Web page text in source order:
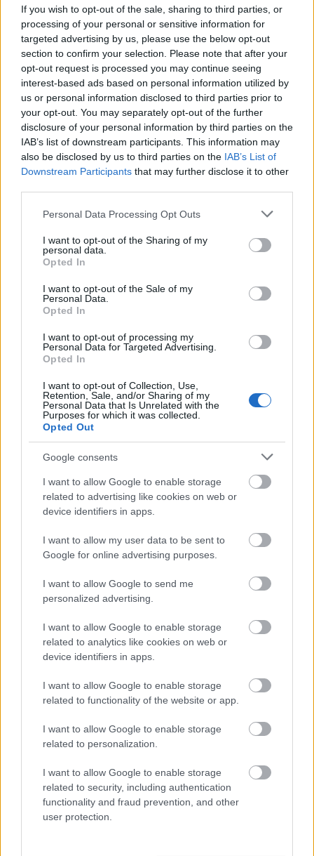
If you wish to opt-out of the sale, sharing to third parties, or
processing of your personal or sensitive information for
targeted advertising by us, please use the below opt-out
section to confirm your selection. Please note that after your
opt-out request is processed you may continue seeing
interest-based ads based on personal information utilized by
us or personal information disclosed to third parties prior to
your opt-out. You may separately opt-out of the further
disclosure of your personal information by third parties on the
IAB’s list of downstream participants. This information may
also be disclosed by us to third parties on the IAB’s List of
Downstream Participants that may further disclose it to other
Please note that this website/app uses one or more Google
not limited to your visit or usage behaviour. You may click to
grant or deny consent to Google and its third-party tags to
use your data for below specified purposes in below Google
consent section.
Personal Data Processing Opt Outs
I want to opt-out of the Sharing of my
personal data.
Opted In
I want to opt-out of the Sale of my
Personal Data.
Opted In
I want to opt-out of processing my
Personal Data for Targeted Advertising.
Opted In
I want to opt-out of Collection, Use,
Retention, Sale, and/or Sharing of my
Personal Data that Is Unrelated with the
Purposes for which it was collected.
Opted Out
Google consents
I want to allow Google to enable storage
related to advertising like cookies on web or
device identifiers in apps.
I want to allow my user data to be sent to
Google for online advertising purposes.
I want to allow Google to send me
personalized advertising.
I want to allow Google to enable storage
related to analytics like cookies on web or
device identifiers in apps.
I want to allow Google to enable storage
related to functionality of the website or app.
I want to allow Google to enable storage
related to personalization.
I want to allow Google to enable storage
related to security, including authentication
functionality and fraud prevention, and other
user protection.
elkezdődhet. Tükörbe nézve nem látszanak a lyukak
a hátsó fogakon, de ha nevetünk egy nagyot, vagy
társaságban énekelünk, azonnal feltárulnak a rejtett
problémák. Persze a fogszuvasodásnak nem az a
legrosszabb következménye, hogy észreveszik,
hanem az, hogy a károsodás egy idő után eléri a
gyökércsatornát és az ideget, ami szörnyű
fájdalommal jár. Ilyenkor a fog már csak
gyökérkezeléssel menthető, pedig korai stádiumban
erre még nem lenne szükség.
A hátsó foghiányok is ide tartoznak. Ez fogorvosi
szempontból megint csak nem elsősorban esztétikai
kérdés: a hiányzó fogak csökkentik a rágóerőt,
féloldalas rágáshoz, illetve a szemben levő fogak
leereszkedéséhez és a hiány melletti fogak
bedőléséhez vezetnek. A hiányzó fogak pótlására
több alternatíva létezik (híd vagy implantátum).
Tény, hogy ezek költségesebb megoldások, mégis
érdemes gondoskodni az elvesztett fogak pótlásáról,
mert ezzel további fogászati kiadásokat tudunk
megelőzni, és önbizalom dúsan mosolyogni az
ünnepek alatt is.
Az ünnepek során nem csak plusz kilókat
szedhetünk fel, de ha nem vigyázunk, a fogainkon is
megmutatkozhat a sok cukros étel hatása. Mikulás
csokik, karácsonyi bejgli, szilveszteri koktélok. A
jobbnál jobb finomságokat, ha az étkezések után
cukormentes rágógumit használunk. Hiszen a rágó
nemcsak tisztítja a fogainkat a fokozott nyáltermelés
révén, de csökkenti a baktériumok szaporodását is a
szánkban, biztosítva ezzel a friss leheletet is, ami a
társaságban eltöltött idő alatt még nagyobb
hangsúlyt kap.
Ma már az egészséges fogazat alapvetően
hozzátartozik az ember esztétikumához. Egy szép
mosoly mindenkit vonzóbbá tesz, és aki tudja, hogy
a fogai rendben vannak, az általában többet is
amúgy is többet mosolygunk, amikor szeretteinkkel
együtt ünneplőbe öltöztetjük külsőnket és szívünket
Ha többet szeretne tudni a szájhigiéniáról, további